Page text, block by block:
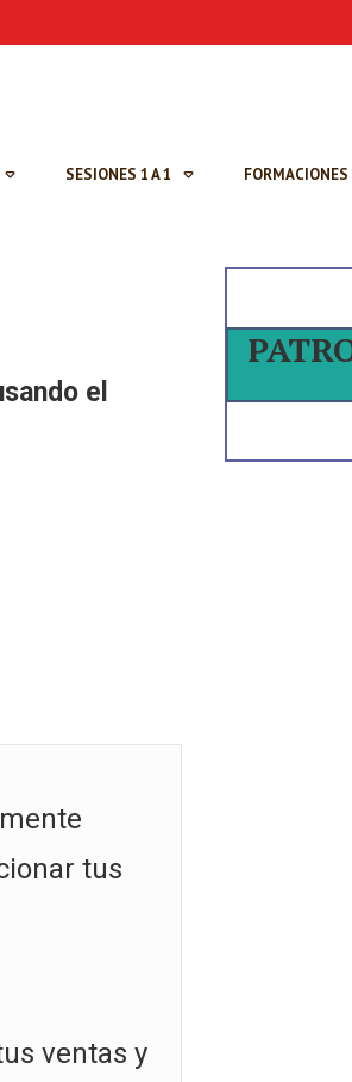
SESIONES 1 A 1 FORMACIONES
el
tus
ventas y